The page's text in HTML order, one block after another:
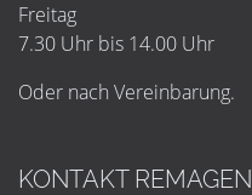
Freitag
7.30 Uhr bis 14.00 Uhr
Oder nach Vereinbarung.
KONTAKT REMAGEN